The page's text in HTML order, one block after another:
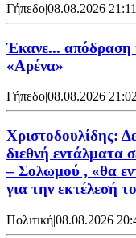
Γήπεδο|08.08.2026 21:11
Έκανε... απόδραση
«Αρένα»
Γήπεδο|08.08.2026 21:02
Χριστοδουλίδης:
διεθνή εντάλματα
– Σολωμού , «θα
για την εκτέλεσή
Πολιτική|08.08.2026